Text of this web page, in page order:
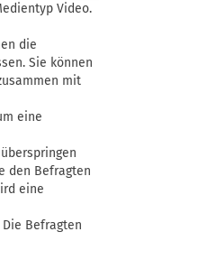
Video.
die
Sie können
mit
eine
den Befragten
eine
Befragten